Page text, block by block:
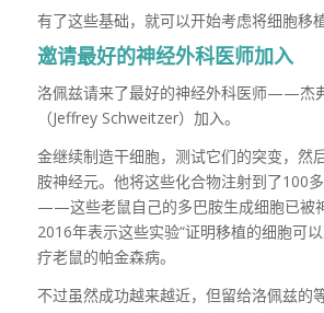
有了这些基础，就可以开始考虑将细胞移
邀请最好的神经外科医师加入
洛佩兹请来了最好的神经外科医师——杰
（Jeffrey Schweitzer）加入。
金继续制造干细胞，测试它们的突变，然
胺神经元。他将这些化合物注射到了100
——这些老鼠自己的多巴胺生成细胞已被
2016年表示这些实验“证明移植的细胞可
疗老鼠的帕金森病。
不过虽然成功越来越近，但留给洛佩兹的